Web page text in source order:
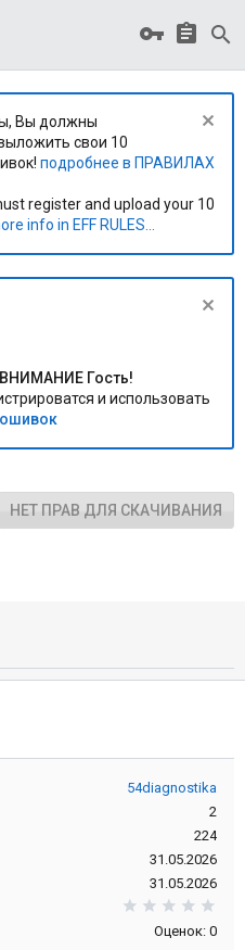
Вы должны
свои 10
подробнее в ПРАВИЛАХ
register and upload your 10
info in EFF RULES...
ВНИМАНИЕ Гость!
и использовать
НЕТ ПРАВ ДЛЯ СКАЧИВАНИЯ
54diagnostika
2
224
31.05.2026
31.05.2026
Оценок: 0